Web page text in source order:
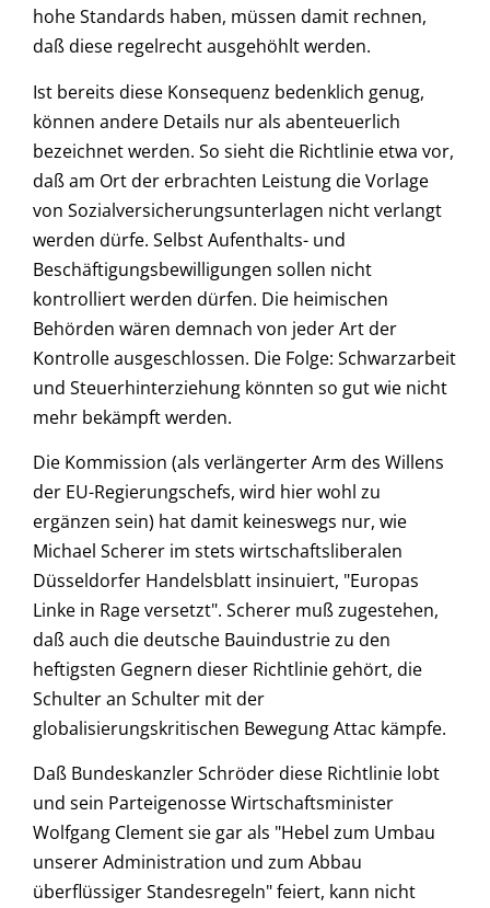
hohe Standards haben, müssen damit rechnen,
daß diese regelrecht ausgehöhlt werden.
Ist bereits diese Konsequenz bedenklich genug,
können andere Details nur als abenteuerlich
bezeichnet werden. So sieht die Richtlinie etwa vor,
daß am Ort der erbrachten Leistung die Vorlage
von Sozialversicherungsunterlagen nicht verlangt
werden dürfe. Selbst Aufenthalts- und
Beschäftigungsbewilligungen sollen nicht
kontrolliert werden dürfen. Die heimischen
Behörden wären demnach von jeder Art der
Kontrolle ausgeschlossen. Die Folge: Schwarzarbeit
und Steuerhinterziehung könnten so gut wie nicht
mehr bekämpft werden.
Die Kommission (als verlängerter Arm des Willens
der EU-Regierungschefs, wird hier wohl zu
ergänzen sein) hat damit keineswegs nur, wie
Michael Scherer im stets wirtschaftsliberalen
Düsseldorfer Handelsblatt insinuiert, "Europas
Linke in Rage versetzt". Scherer muß zugestehen,
daß auch die deutsche Bauindustrie zu den
heftigsten Gegnern dieser Richtlinie gehört, die
Schulter an Schulter mit der
globalisierungskritischen Bewegung Attac kämpfe.
Daß Bundeskanzler Schröder diese Richtlinie lobt
und sein Parteigenosse Wirtschaftsminister
Wolfgang Clement sie gar als "Hebel zum Umbau
unserer Administration und zum Abbau
überflüssiger Standesregeln" feiert, kann nicht